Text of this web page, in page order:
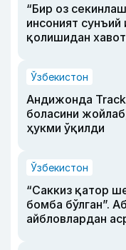
“Бир оз
инсоният
қолишидан
Ўзбекистон
Андижонда
боласини
ҳукми ўқилди
Ўзбекистон
“Саккиз қатор
бомба бўлган”.
айбловлардан